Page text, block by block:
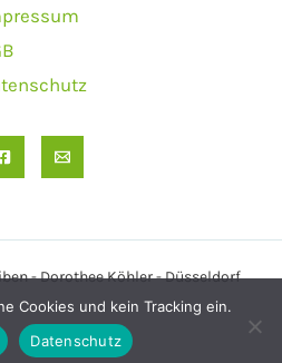
- Dorothee Köhler - Düsseldorf
Cookies und kein Tracking ein.
Datenschutz